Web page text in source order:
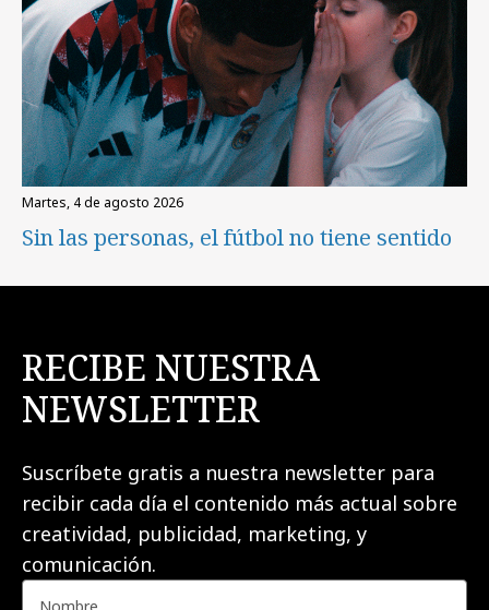
martes, 4 de agosto 2026
Sin las personas, el fútbol no tiene sentido
RECIBE NUESTRA
NEWSLETTER
Suscríbete gratis a nuestra newsletter para
recibir cada día el contenido más actual sobre
creatividad, publicidad, marketing, y
comunicación.